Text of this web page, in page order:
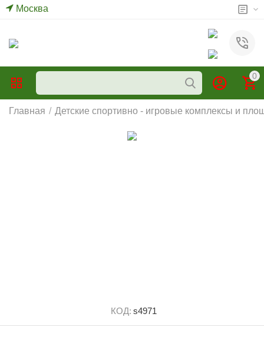
Москва
0
Главная / Детские спортивно - игровые комплексы и
КОД: s4971